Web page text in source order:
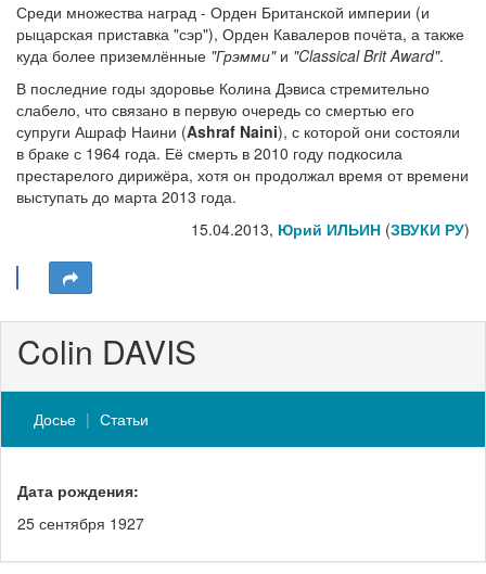
Среди множества наград - Орден Британской империи (и
рыцарская приставка "сэр"), Орден Кавалеров почёта, а также
куда более приземлённые "Грэмми"и "Classical Brit Award".
В последние годы здоровье Колина Дэвиса стремительно
слабело, что связано в первую очередь со смертью его
супруги Ашраф Наини (Ashraf Naini), с которой они состояли
в браке с 1964 года. Её смерть в 2010 году подкосила
престарелого дирижёра, хотя он продолжал время от времени
выступать до марта 2013 года.
15.04.2013, Юрий ИЛЬИН (ЗВУКИ РУ)
Colin DAVIS
Досье Статьи
Дата рождения:
25 сентября 1927